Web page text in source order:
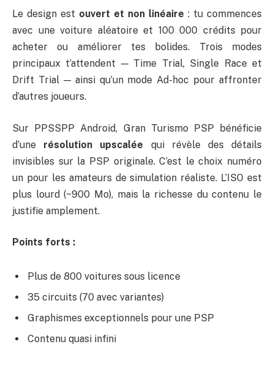
Le design est ouvert et non linéaire : tu commences
avec une voiture aléatoire et 100 000 crédits pour
acheter ou améliorer tes bolides. Trois modes
principaux t’attendent — Time Trial, Single Race et
Drift Trial — ainsi qu’un mode Ad-hoc pour affronter
d’autres joueurs.
Sur PPSSPP Android, Gran Turismo PSP bénéficie
d’une résolution upscalée qui révèle des détails
invisibles sur la PSP originale. C’est le choix numéro
un pour les amateurs de simulation réaliste. L’ISO est
plus lourd (~900 Mo), mais la richesse du contenu le
justifie amplement.
Points forts :
Plus de 800 voitures sous licence
35 circuits (70 avec variantes)
Graphismes exceptionnels pour une PSP
Contenu quasi infini